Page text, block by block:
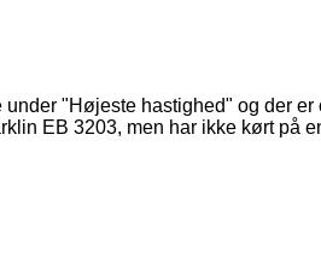
"Højeste hastighed" og der
EB 3203, men har ikke kørt på